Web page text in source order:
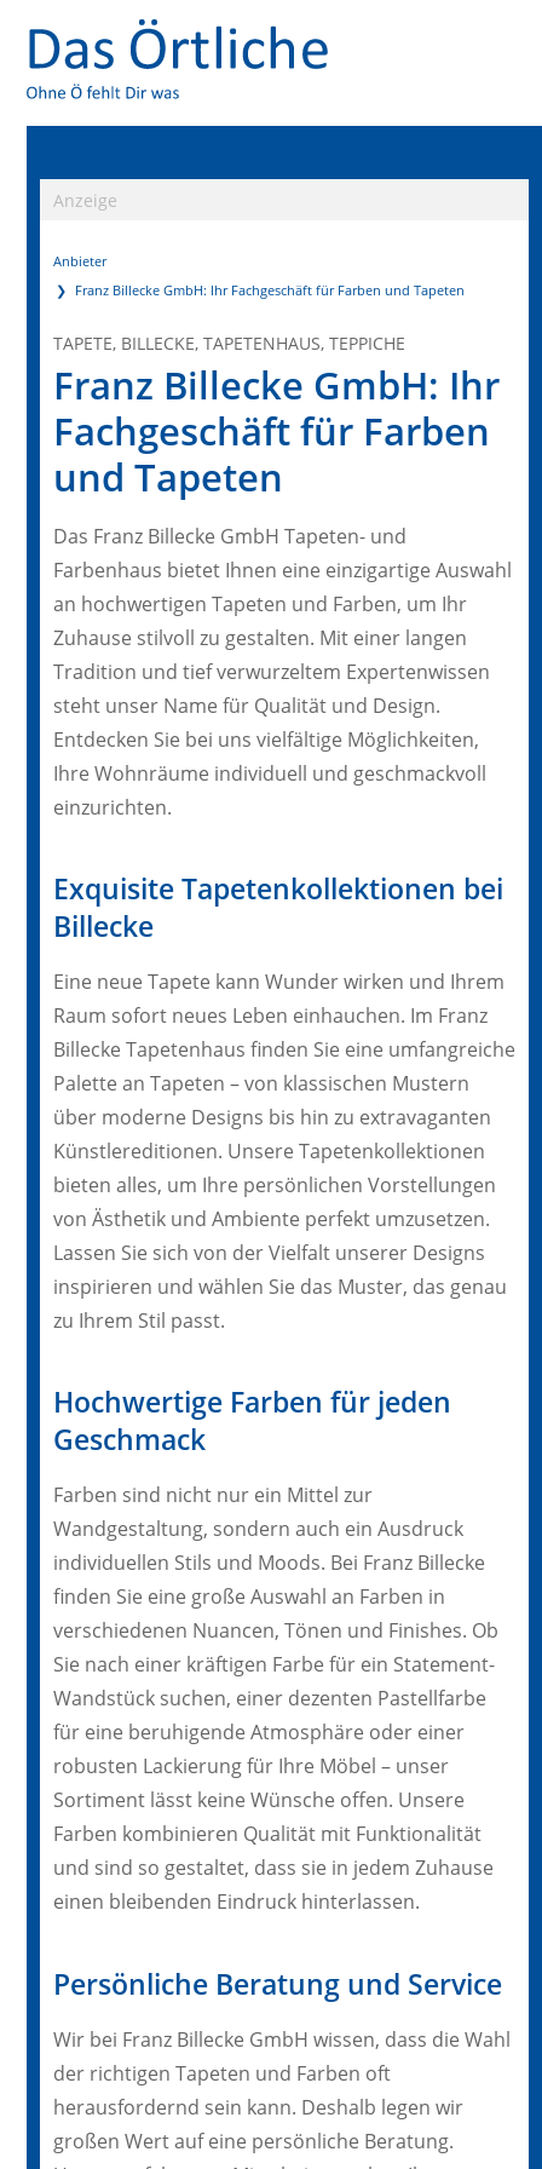
Anzeige
Anbieter
Franz Billecke GmbH: Ihr Fachgeschäft für Farben und Tapeten
TAPETE, BILLECKE, TAPETENHAUS, TEPPICHE
Franz Billecke GmbH: Ihr
Fachgeschäft für Farben
und Tapeten
Das Franz Billecke GmbH Tapeten- und
Farbenhaus bietet Ihnen eine einzigartige Auswahl
an hochwertigen Tapeten und Farben, um Ihr
Zuhause stilvoll zu gestalten. Mit einer langen
Tradition und tief verwurzeltem Expertenwissen
steht unser Name für Qualität und Design.
Entdecken Sie bei uns vielfältige Möglichkeiten,
Ihre Wohnräume individuell und geschmackvoll
einzurichten.
Exquisite Tapetenkollektionen bei
Billecke
Eine neue Tapete kann Wunder wirken und Ihrem
Raum sofort neues Leben einhauchen. Im Franz
Billecke Tapetenhaus finden Sie eine umfangreiche
Palette an Tapeten – von klassischen Mustern
über moderne Designs bis hin zu extravaganten
Künstlereditionen. Unsere Tapetenkollektionen
bieten alles, um Ihre persönlichen Vorstellungen
von Ästhetik und Ambiente perfekt umzusetzen.
Lassen Sie sich von der Vielfalt unserer Designs
inspirieren und wählen Sie das Muster, das genau
zu Ihrem Stil passt.
Hochwertige Farben für jeden
Geschmack
Farben sind nicht nur ein Mittel zur
Wandgestaltung, sondern auch ein Ausdruck
individuellen Stils und Moods. Bei Franz Billecke
finden Sie eine große Auswahl an Farben in
verschiedenen Nuancen, Tönen und Finishes. Ob
Sie nach einer kräftigen Farbe für ein Statement-
Wandstück suchen, einer dezenten Pastellfarbe
für eine beruhigende Atmosphäre oder einer
robusten Lackierung für Ihre Möbel – unser
Sortiment lässt keine Wünsche offen. Unsere
Farben kombinieren Qualität mit Funktionalität
und sind so gestaltet, dass sie in jedem Zuhause
einen bleibenden Eindruck hinterlassen.
Persönliche Beratung und Service
Wir bei Franz Billecke GmbH wissen, dass die Wahl
der richtigen Tapeten und Farben oft
herausfordernd sein kann. Deshalb legen wir
großen Wert auf eine persönliche Beratung.